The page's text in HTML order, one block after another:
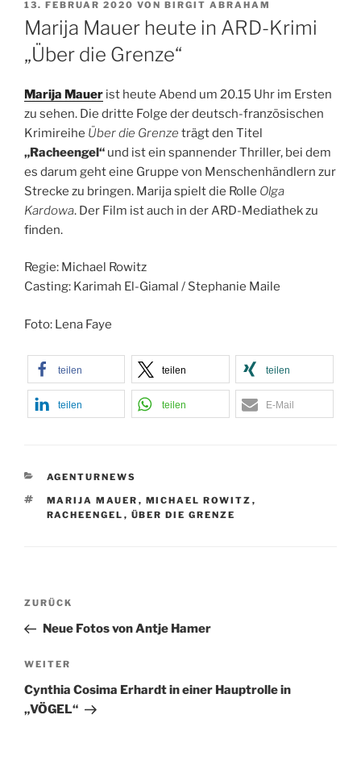
VERÖFFENTLICHT
AM
13. FEBRUAR 2020 VON BIRGIT ABRAHAM
Marija Mauer heute in ARD-Krimi
„Über die Grenze“
Marija Mauer ist heute Abend um 20.15 Uhr im Ersten
zu sehen. Die dritte Folge der deutsch-französischen
Krimireihe Über die Grenze trägt den Titel
„Racheengel“ und ist ein spannender Thriller, bei dem
es darum geht eine Gruppe von Menschenhändlern zur
Strecke zu bringen. Marija spielt die Rolle Olga
Kardowa. Der Film ist auch in der ARD-Mediathek zu
finden.
Regie: Michael Rowitz
Casting: Karimah El-Giamal / Stephanie Maile
Foto: Lena Faye
teilen teilen teilen
teilen teilen E-Mail
KATEGORIEN
AGENTURNEWS
SCHLAGWÖRTER
MARIJA MAUER , MICHAEL ROWITZ ,
RACHEENGEL , ÜBER DIE GRENZE
Beitragsnavigation
Vorheriger
Beitrag
ZURÜCK
Neue Fotos von Antje Hamer
Nächster
Beitrag
WEITER
Cynthia Cosima Erhardt in einer Hauptrolle in
„VÖGEL“